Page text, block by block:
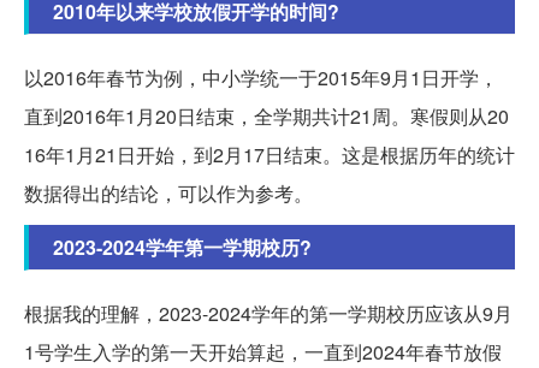
2010年以来学校放假开学的时间?
以2016年春节为例，中小学统一于2015年9月1日开学，
直到2016年1月20日结束，全学期共计21周。寒假则从20
16年1月21日开始，到2月17日结束。这是根据历年的统计
数据得出的结论，可以作为参考。
2023-2024学年第一学期校历?
根据我的理解，2023-2024学年的第一学期校历应该从9月
1号学生入学的第一天开始算起，一直到2024年春节放假